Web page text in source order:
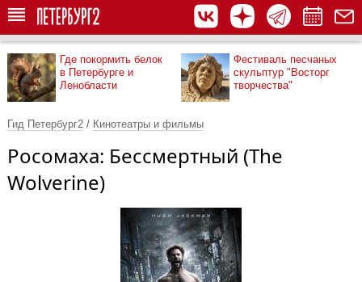
Где покормить белок
в Петербурге и
Ленобласти
Фестиваль песчаных
скульптур "Восторг
творчества"
Гид Петербург2 / Кинотеатры и фильмы
Росомаха: Бессмертный (The
Wolverine)